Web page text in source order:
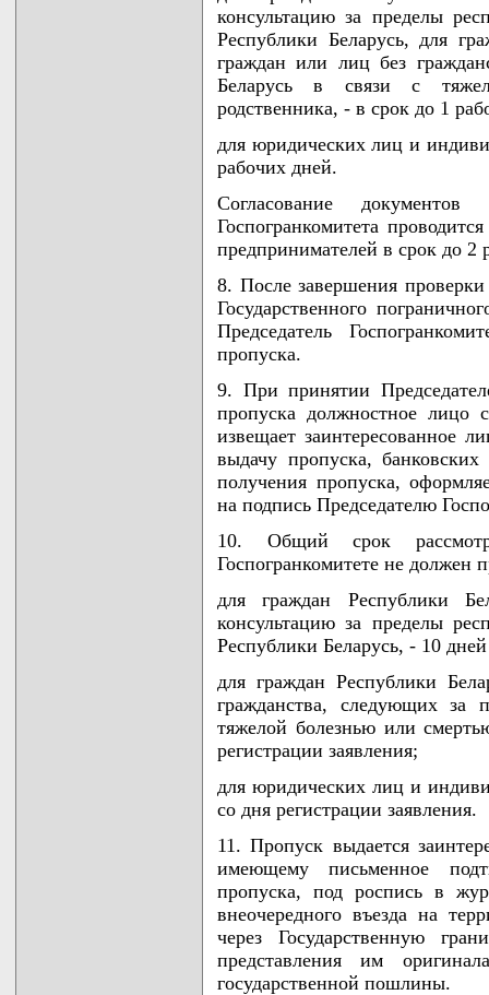
консультацию за пределы
Республики Беларусь, для
граждан или лиц без
Беларусь в связи с
родственника, - в срок до 1
для юридических лиц и
рабочих дней.
Согласование
Госпогранкомитета
предпринимателей в срок до 2
8. После завершения
Государственного
Председатель
пропуска.
9. При принятии
пропуска должностное лицо
извещает заинтересованное
выдачу пропуска, банковских
получения пропуска,
на подпись Председателю
10. Общий срок
Госпогранкомитете не должен
для граждан Республики
консультацию за пределы
Республики Беларусь, - 10
для граждан Республики
гражданства, следующих за
тяжелой болезнью или
регистрации заявления;
для юридических лиц и
со дня регистрации заявления.
11. Пропуск выдается
имеющему письменное
пропуска, под роспись в
внеочередного въезда на
через Государственную
представления им
государственной пошлины.